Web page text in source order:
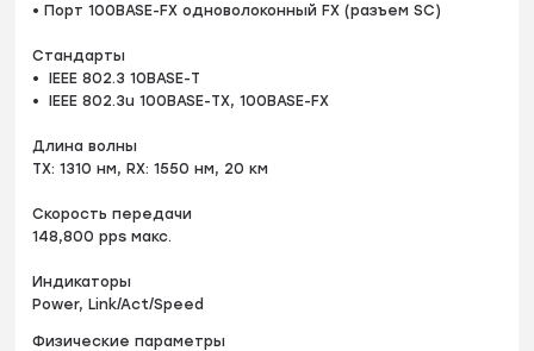
• Порт 100BASE-FX одноволоконный FX (разъем SC)
Стандарты
• IEEE 802.3 10BASE-T
• IEEE 802.3u 100BASE-TX, 100BASE-FX
Длина волны
TX: 1310 нм, RX: 1550 нм, 20 км
Скорость передачи
148,800 pps макс.
Индикаторы
Power, Link/Act/Speed
Физические параметры